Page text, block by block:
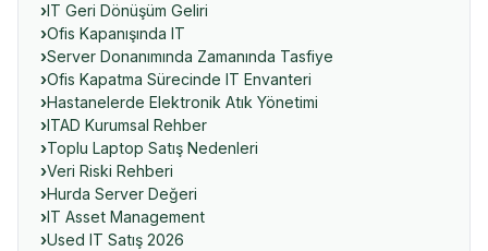
IT Geri Dönüşüm Geliri
Ofis Kapanışında IT
Server Donanımında Zamanında Tasfiye
Ofis Kapatma Sürecinde IT Envanteri
Hastanelerde Elektronik Atık Yönetimi
ITAD Kurumsal Rehber
Toplu Laptop Satış Nedenleri
Veri Riski Rehberi
Hurda Server Değeri
IT Asset Management
Used IT Satış 2026